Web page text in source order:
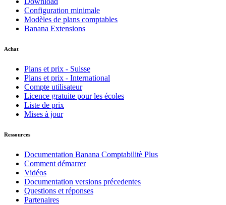
Configuration minimale
Modèles de plans comptables
Banana Extensions
Achat
Plans et prix - Suisse
Plans et prix - International
Compte utilisateur
Licence gratuite pour les écoles
Liste de prix
Mises à jour
Ressources
Documentation Banana Comptabilitè Plus
Comment démarrer
Vidéos
Documentation versions précedentes
Questions et réponses
Partenaires